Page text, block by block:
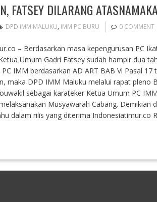
FATSEY DILARANG
DPD IMM MALUKU, IMM PC BURU 0 COMMENT
– Berdasarkan masa kepengurusan PC
Umum Gadri Fatsey sudah hampir dua
IMM berdasarkan AD ART BAB Vl Pasal 17
maka DPD IMM Maluku melalui rapat pleno
sebagai karateker Ketua Umum PC
Musyawarah Cabang. Demikian
dalam rilis yang diterima Indonesiatimur.co